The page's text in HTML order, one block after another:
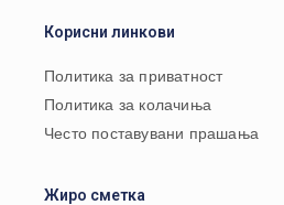
Корисни линкови
Политика за приватност
Политика за колачиња
Често поставувани прашања
Жиро сметка